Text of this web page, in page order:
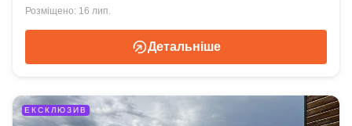
ділянці. ... 16 лип.
Детальніше